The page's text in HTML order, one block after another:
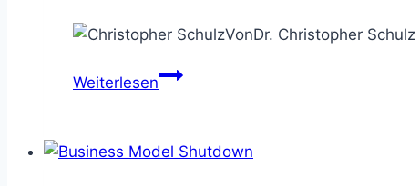
VonDr. Christopher Schulz
WeiterlesenDas
Modell